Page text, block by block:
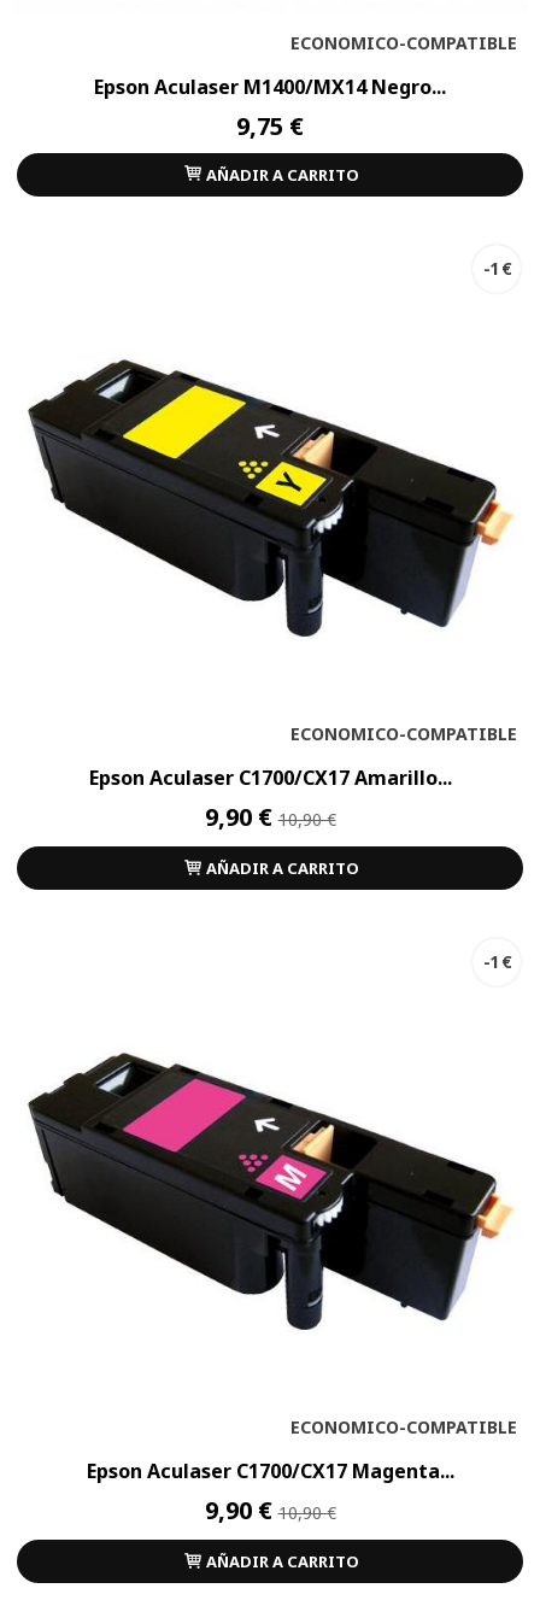
ECONOMICO-COMPATIBLE
Epson Aculaser M1400/MX14 Negro...
9,75 €
AÑADIR A CARRITO
ECONOMICO-COMPATIBLE
-1 €
Epson Aculaser C1700/CX17 Amarillo...
9,90 €10,90 €
AÑADIR A CARRITO
ECONOMICO-COMPATIBLE
-1 €
Epson Aculaser C1700/CX17 Magenta...
9,90 €10,90 €
AÑADIR A CARRITO